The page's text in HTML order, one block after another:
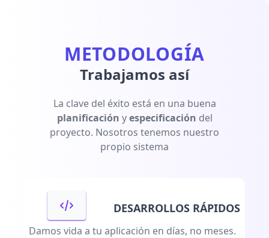
METODOLOGÍA
Trabajamos así
La clave del éxito está en una buena
planificación y especificación del
proyecto. Nosotros tenemos nuestro
propio sistema
DESARROLLOS RÁPIDOS
Damos vida a tu aplicación en días, no meses.